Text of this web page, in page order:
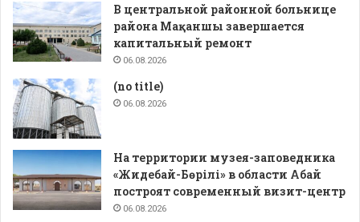
В центральной районной больнице
района Мақаншы завершается
капитальный ремонт
06.08.2026
(no title)
06.08.2026
На территории музея-заповедника
«Жидебай-Бөрілі» в области Абай
построят современный визит-центр
06.08.2026